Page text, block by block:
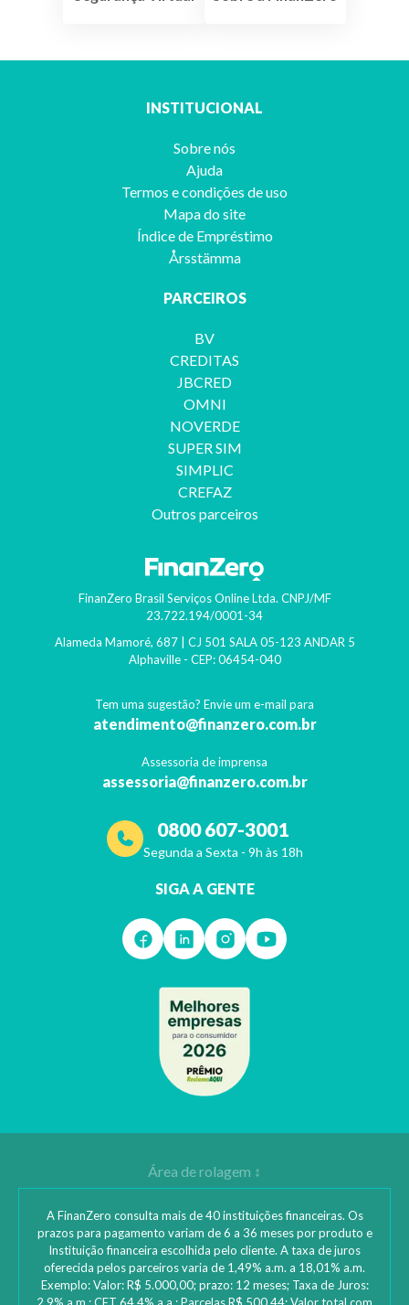
INSTITUCIONAL
Sobre nós
Ajuda
Termos e condições de uso
Mapa do site
Índice de Empréstimo
Årsstämma
PARCEIROS
BV
CREDITAS
JBCRED
OMNI
NOVERDE
SUPER SIM
SIMPLIC
CREFAZ
Outros parceiros
FinanZero Brasil Serviços Online Ltda. CNPJ/MF
23.722.194/0001-34
Alameda Mamoré, 687 | CJ 501 SALA 05-123 ANDAR 5
Alphaville- CEP: 06454-040
Tem uma sugestão? Envie um e-mail para
atendimento@finanzero.com.br
Assessoria de imprensa
assessoria@finanzero.com.br
0800 607-3001
Segunda a Sexta - 9h às 18h
SIGA A GENTE
A FinanZero consulta mais de 40 instituições financeiras. Os
prazos para pagamento variam de 6 a 36 meses por produto e
Instituição financeira escolhida pelo cliente. A taxa de juros
oferecida pelos parceiros varia de 1,49% a.m. a 18,01% a.m.
Exemplo: Valor: R$ 5.000,00; prazo: 12 meses; Taxa de Juros: